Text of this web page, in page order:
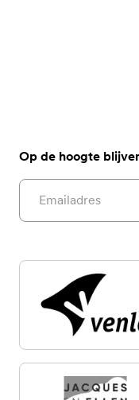
Op de hoogte
Email address